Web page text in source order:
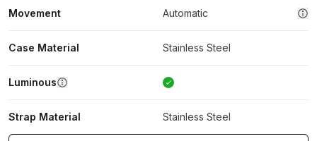
Movement Automatic
Case Material Stainless Steel
Luminous
Strap Material Stainless Steel